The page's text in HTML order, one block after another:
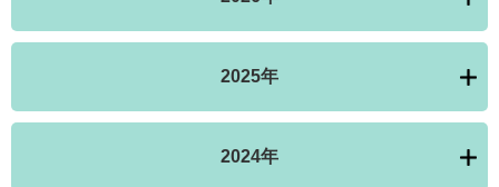
2025年
2024年